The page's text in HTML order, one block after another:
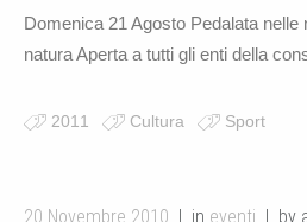
Domenica 21 Agosto Pedalata
natura Aperta a tutti gli enti della
2011 Cultura Sport
20 Novembre 2010 in eventi by